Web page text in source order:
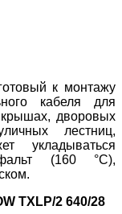
к монтажу
кабеля для
крышах, дворовых
лестниц,
укладываться
(160 °C),
TXLP/2 640/28